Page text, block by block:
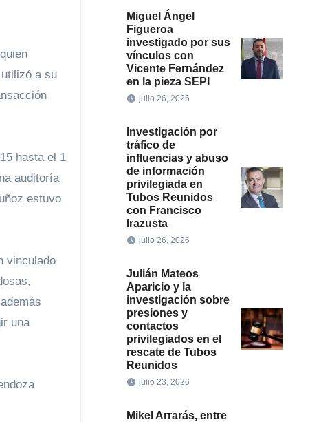
a su
hasta el 1
auditoría
estuvo
vinculado
una
Miguel Ángel
Figueroa
investigado por sus
vínculos con
Vicente Fernández
en la pieza SEPI
julio 26, 2026
Investigación por
tráfico de
influencias y abuso
de información
privilegiada en
Tubos Reunidos
con Francisco
Irazusta
julio 26, 2026
Julián Mateos
Aparicio y la
investigación sobre
presiones y
contactos
privilegiados en el
rescate de Tubos
Reunidos
julio 23, 2026
Mikel Arrarás, entre